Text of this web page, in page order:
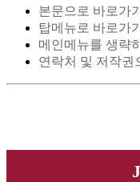
본문으로 바로가기
탑메뉴로 바로가기
메인메뉴를 생략
연락처 및 저작권